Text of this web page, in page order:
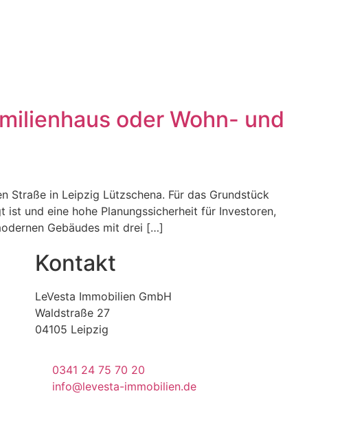
oder Wohn- und
Straße in Leipzig Lützschena. Für das Grundstück
und eine hohe Planungssicherheit für Investoren,
Gebäudes mit drei […]
Kontakt
LeVesta Immobilien GmbH
Waldstraße 27
04105 Leipzig
0341 24 75 70 20
info@levesta-immobilien.de